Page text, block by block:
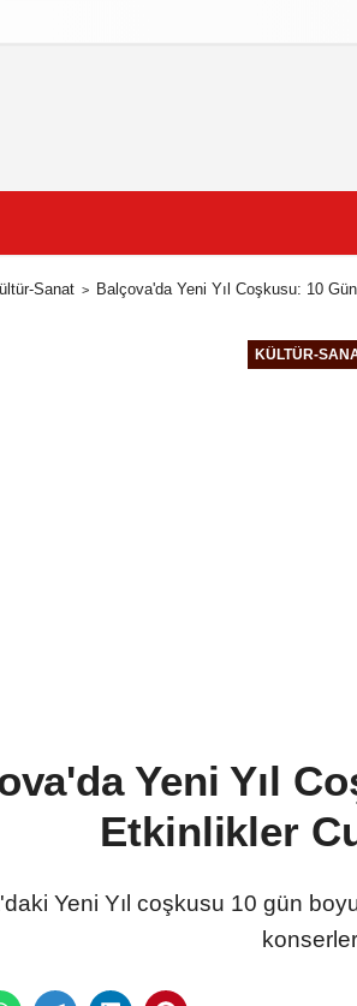
Sanat Balçova'da Yeni Yıl Coşkusu: 10
KÜLTÜR-
Yeni Yıl
Etkinlikler
Yeni Yıl coşkusu 10 gün